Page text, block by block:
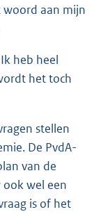
woord aan mijn
heb heel
het toch
stellen
De PvdA-
van de
ook wel een
is of het